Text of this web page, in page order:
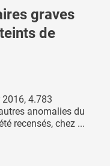
graves
de
4.783
anomalies du
recensés, chez ...